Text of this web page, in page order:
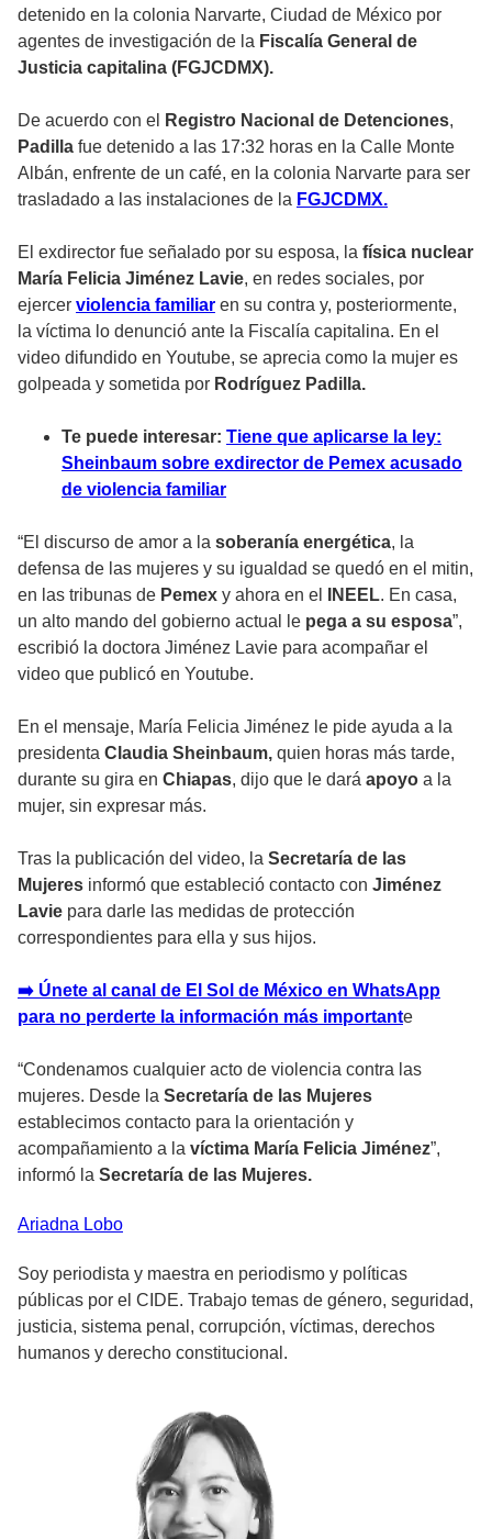
detenido en la colonia Narvarte, Ciudad de México por
agentes de investigación de la Fiscalía General de
Justicia capitalina (FGJCDMX).
De acuerdo con el Registro Nacional de Detenciones,
Padilla fue detenido a las 17:32 horas en la Calle Monte
Albán, enfrente de un café, en la colonia Narvarte para ser
trasladado a las instalaciones de la FGJCDMX.
El exdirector fue señalado por su esposa, la física nuclear
María Felicia Jiménez Lavie, en redes sociales, por
ejercer violencia familiar en su contra y, posteriormente,
la víctima lo denunció ante la Fiscalía capitalina. En el
video difundido en Youtube, se aprecia como la mujer es
golpeada y sometida por Rodríguez Padilla.
Te puede interesar: Tiene que aplicarse la ley:
Sheinbaum sobre exdirector de Pemex acusado
de violencia familiar
“El discurso de amor a la soberanía energética, la
defensa de las mujeres y su igualdad se quedó en el mitin,
en las tribunas de Pemex y ahora en el INEEL. En casa,
un alto mando del gobierno actual le pega a su esposa”,
escribió la doctora Jiménez Lavie para acompañar el
video que publicó en Youtube.
En el mensaje, María Felicia Jiménez le pide ayuda a la
presidenta Claudia Sheinbaum, quien horas más tarde,
durante su gira en Chiapas, dijo que le dará apoyo a la
mujer, sin expresar más.
Tras la publicación del video, la Secretaría de las
Mujeres informó que estableció contacto con Jiménez
Lavie para darle las medidas de protección
correspondientes para ella y sus hijos.
➡️ Únete al canal de El Sol de México en WhatsApp
para no perderte la información más importante
“Condenamos cualquier acto de violencia contra las
mujeres. Desde la Secretaría de las Mujeres
establecimos contacto para la orientación y
acompañamiento a la víctima María Felicia Jiménez”,
informó la Secretaría de las Mujeres.
Ariadna Lobo
Soy periodista y maestra en periodismo y políticas
públicas por el CIDE. Trabajo temas de género, seguridad,
justicia, sistema penal, corrupción, víctimas, derechos
humanos y derecho constitucional.